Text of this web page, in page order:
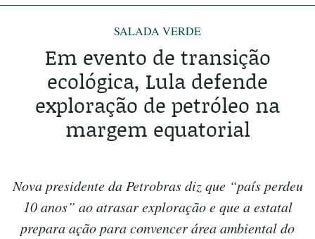
SALADA VERDE
Em evento de transição
ecológica, Lula defende
exploração de petróleo na
margem equatorial
Nova presidente da Petrobras diz que “país perdeu
10 anos” ao atrasar exploração e que a estatal
prepara ação para convencer área ambiental do